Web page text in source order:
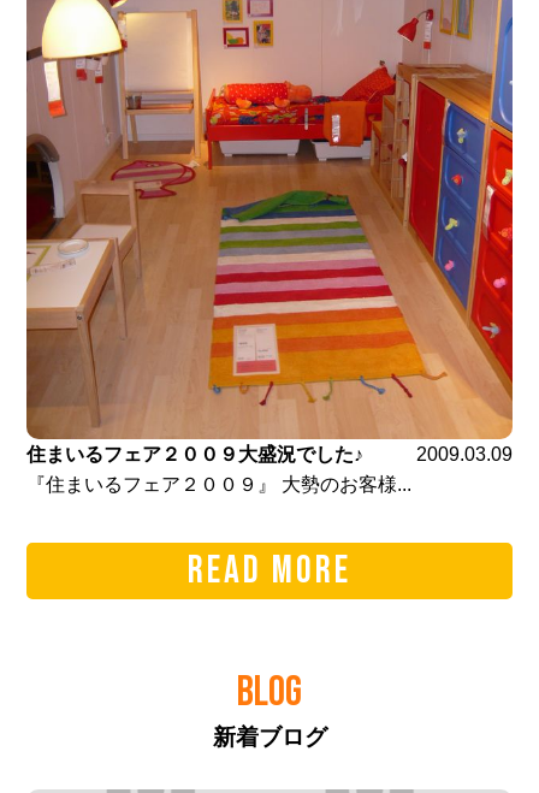
住まいるフェア２００９大盛況でした♪
2009.03.09
『住まいるフェア２００９』 大勢のお客様...
READ MORE
BLOG
新着ブログ